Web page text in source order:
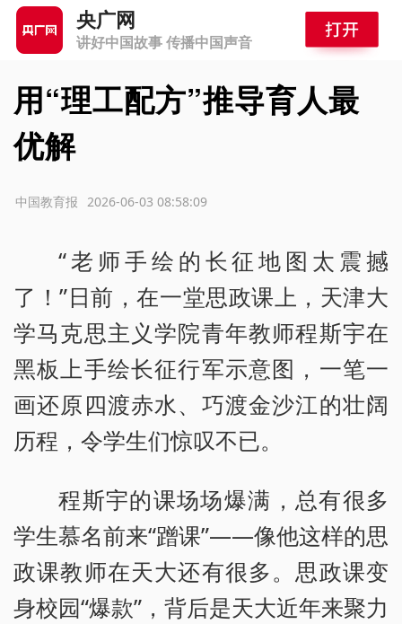
央广网
讲好中国故事 传播中国声音
用“理工配方”推导育人最
优解
2026-06-03 08:58:09
中国教育报
“老师手绘的长征地图太震撼
了！”日前，在一堂思政课上，天津大
学马克思主义学院青年教师程斯宇在
黑板上手绘长征行军示意图，一笔一
画还原四渡赤水、巧渡金沙江的壮阔
历程，令学生们惊叹不已。
程斯宇的课场场爆满，总有很多
学生慕名前来“蹭课”——像他这样的思
政课教师在天大还有很多。思政课变
身校园“爆款”，背后是天大近年来聚力